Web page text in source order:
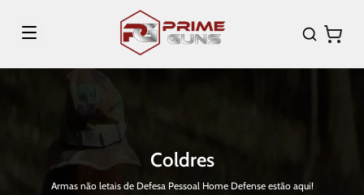
Coldres
Armas não letais de Defesa Pessoal Home Defense estão aqui!